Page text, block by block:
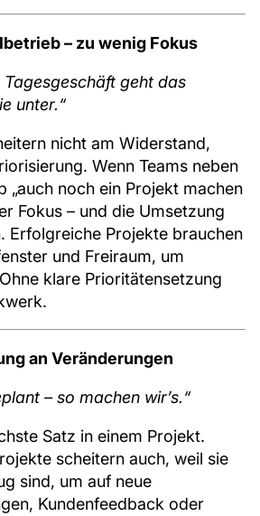
– zu wenig Fokus
Tagesgeschäft geht das
unter.“
nicht am Widerstand,
Wenn Teams neben
„auch noch ein Projekt machen
Fokus – und die Umsetzung
Erfolgreiche Projekte brauchen
und Freiraum, um
klare Prioritätensetzung
an Veränderungen
– so machen wir’s.“
Satz in einem Projekt.
scheitern auch, weil sie
sind, um auf neue
Kundenfeedback oder